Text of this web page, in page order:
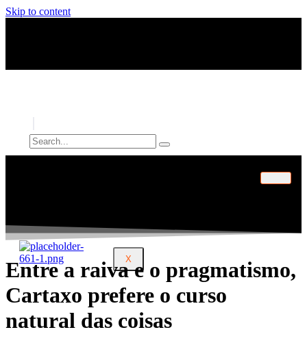
Skip to content
X
Entre a raiva e o pragmatismo,
Cartaxo prefere o curso
natural das coisas